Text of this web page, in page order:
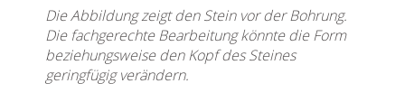
Die Abbildung zeigt den Stein vor der Bohrung.
Die fachgerechte Bearbeitung könnte die Form
beziehungsweise den Kopf des Steines
geringfügig verändern.